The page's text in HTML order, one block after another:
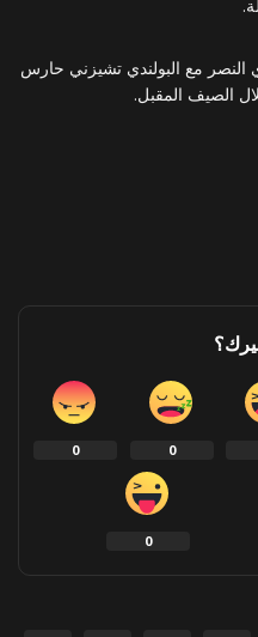
النصر مع البولندي تشيزني حارس
الصيف المقبل.
0
0
0